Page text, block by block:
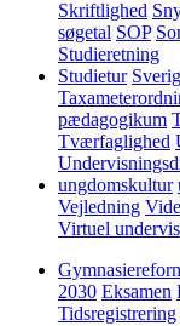
Skriftlighed
søgetal SOP
Studieretning
Studietur
pædagogikum
Tværfaglighed
ungdomskultur
Vejledning
Virtuel
2030 Eksamen
Tidsregistrering